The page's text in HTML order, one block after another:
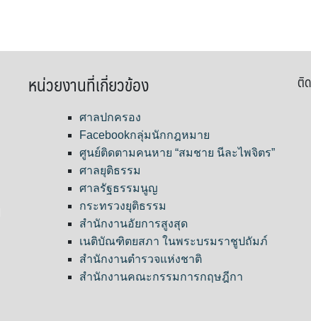
หน่วยงานที่เกี่ยวข้อง
ศาลปกครอง
Facebookกลุ่มนักกฎหมาย
ศูนย์ติดตามคนหาย “สมชาย นีละไพจิตร”
ศาลยุติธรรม
ศาลรัฐธรรมนูญ
กระทรวงยุติธรรม
สำนักงานอัยการสูงสุด
เนติบัณฑิตยสภา ในพระบรมราชูปถัมภ์
สำนักงานตำรวจแห่งชาติ
สำนักงานคณะกรรมการกฤษฎีกา
ติ